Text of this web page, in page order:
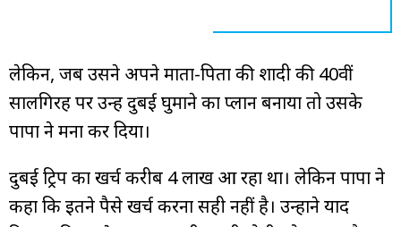
लेकिन, जब उसने अपने माता-पिता की शादी की 40वीं
सालगिरह पर उन्हें दुबई घुमाने का प्लान बनाया तो उसके
पापा ने मना कर दिया।
दुबई ट्रिप का खर्च करीब ₹4 लाख आ रहा था। लेकिन पापा ने
कहा कि इतने पैसे खर्च करना सही नहीं है। उन्होंने याद